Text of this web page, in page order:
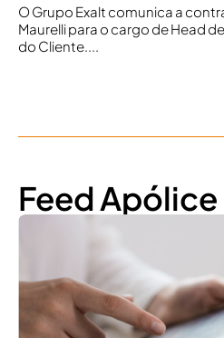
O Grupo Exalt comunica a
Maurelli para o cargo de Head
do Cliente....
Feed Apólice